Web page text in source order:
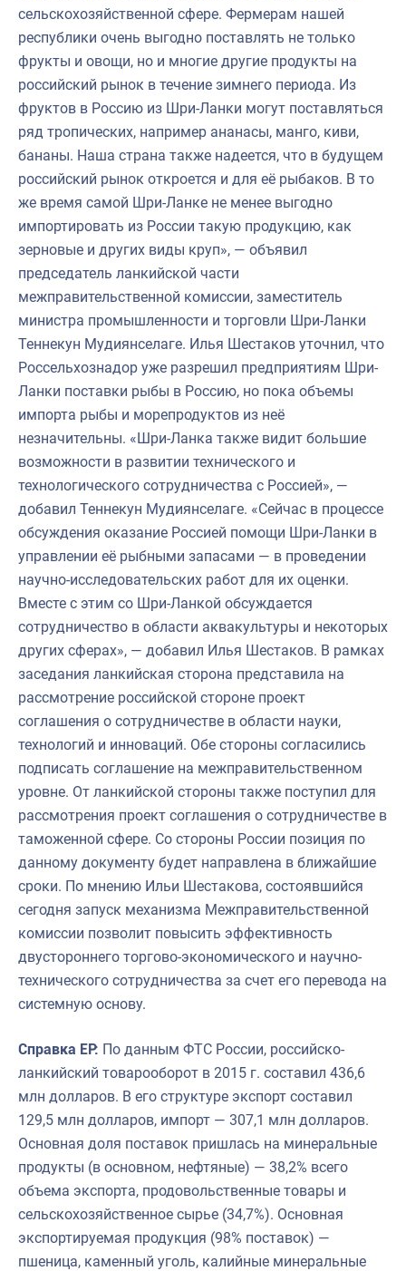
сельскохозяйственной сфере. Фермерам нашей
республики очень выгодно поставлять не только
фрукты и овощи, но и многие другие продукты на
российский рынок в течение зимнего периода. Из
фруктов в Россию из Шри-Ланки могут поставляться
ряд тропических, например ананасы, манго, киви,
бананы. Наша страна также надеется, что в будущем
российский рынок откроется и для её рыбаков. В то
же время самой Шри-Ланке не менее выгодно
импортировать из России такую продукцию, как
зерновые и других виды круп», — объявил
председатель ланкийской части
межправительственной комиссии, заместитель
министра промышленности и торговли Шри-Ланки
Теннекун Мудиянселаге. Илья Шестаков уточнил, что
Россельхознадор уже разрешил предприятиям Шри-
Ланки поставки рыбы в Россию, но пока объемы
импорта рыбы и морепродуктов из неё
незначительны. «Шри-Ланка также видит большие
возможности в развитии технического и
технологического сотрудничества с Россией», —
добавил Теннекун Мудиянселаге. «Сейчас в процессе
обсуждения оказание Россией помощи Шри-Ланки в
управлении её рыбными запасами — в проведении
научно-исследовательских работ для их оценки.
Вместе с этим со Шри-Ланкой обсуждается
сотрудничество в области аквакультуры и некоторых
других сферах», — добавил Илья Шестаков. В рамках
заседания ланкийская сторона представила на
рассмотрение российской стороне проект
соглашения о сотрудничестве в области науки,
технологий и инноваций. Обе стороны согласились
подписать соглашение на межправительственном
уровне. От ланкийской стороны также поступил для
рассмотрения проект соглашения о сотрудничестве в
таможенной сфере. Со стороны России позиция по
данному документу будет направлена в ближайшие
сроки. По мнению Ильи Шестакова, состоявшийся
сегодня запуск механизма Межправительственной
комиссии позволит повысить эффективность
двустороннего торгово-экономического и научно-
технического сотрудничества за счет его перевода на
системную основу.
Справка ЕР: По данным ФТС России, российско-
ланкийский товарооборот в 2015 г. составил 436,6
млн долларов. В его структуре экспорт составил
129,5 млн долларов, импорт — 307,1 млн долларов.
Основная доля поставок пришлась на минеральные
продукты (в основном, нефтяные) — 38,2% всего
объема экспорта, продовольственные товары и
сельскохозяйственное сырье (34,7%). Основная
экспортируемая продукция (98% поставок) —
пшеница, каменный уголь, калийные минеральные